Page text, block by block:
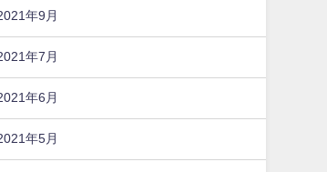
年9月
年7月
年6月
年5月